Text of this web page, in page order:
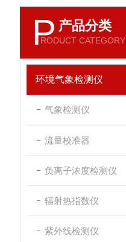
P 产品分类
RODUCT CATEGORY
环境气象检测仪
气象检测仪
流量校准器
负离子浓度检测仪
辐射热指数仪
紫外线检测仪